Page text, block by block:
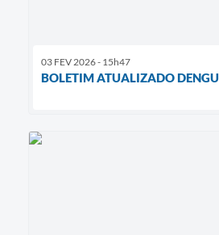
03 FEV 2026 - 15h47
BOLETIM ATUALIZADO